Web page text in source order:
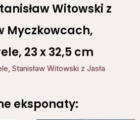
Witowski z
Myczkowcach,
23 x 32,5 cm
Stanisław Witowski z Jasła
eksponaty: